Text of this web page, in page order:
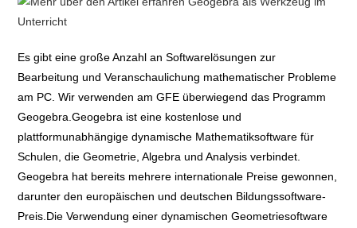
Es gibt eine große Anzahl an Softwarelösungen zur
Bearbeitung und Veranschaulichung mathematischer Probleme
am PC. Wir verwenden am GFE überwiegend das Programm
Geogebra.Geogebra ist eine kostenlose und
plattformunabhängige dynamische Mathematiksoftware für
Schulen, die Geometrie, Algebra und Analysis verbindet.
Geogebra hat bereits mehrere internationale Preise gewonnen,
darunter den europäischen und deutschen Bildungssoftware-
Preis.Die Verwendung einer dynamischen Geometriesoftware